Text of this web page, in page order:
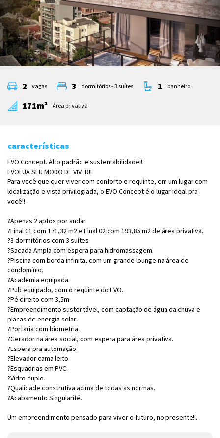
2 vagas 3 dormitórios - 3 suítes 1 banheiro
171m² Área privativa
características
EVO Concept. Alto padrão e sustentabilidade!!.
EVOLUA SEU MODO DE VIVER!!
Para você que quer viver com conforto e requinte, em um lugar com
localização e vista privilegiada, o EVO Concept é o lugar ideal pra
você!!
?Apenas 2 aptos por andar.
?Final 01 com 171,32 m2 e Final 02 com 193,85 m2 de área privativa.
?3 dormitórios com 3 suítes
?Sacada Ampla com espera para hidromassagem.
?Piscina com borda infinita, com um grande lounge na área de
condomínio.
?Academia equipada.
?Pub equipado, com o requinte do EVO.
?Pé direito com 3,5m.
?Empreendimento sustentável, com captação de água da chuva e
placas de energia solar.
?Portaria com biometria.
?Gerador na área social, com espera para área privativa.
?Espera pra automação.
?Elevador cama leito.
?Esquadrias em PVC.
?Vidro duplo.
?Qualidade construtiva acima de todas as normas.
?Acabamento Singularité.
Um empreendimento pensado para viver o futuro, no presente!!.